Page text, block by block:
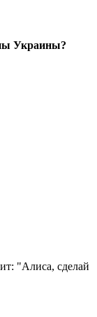
Украины?
"Алиса, сделай